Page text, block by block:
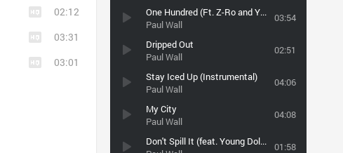
One Hundred (Ft. Z-Ro and Yung Redd)
Paul Wall
03:54
Dripped Out
Paul Wall
02:51
Stay Iced Up (Instrumental)
Paul Wall
04:06
My City
Paul Wall
04:08
Don't Spill It (feat. Young Dolph)
01:58
02:12
03:31
03:01